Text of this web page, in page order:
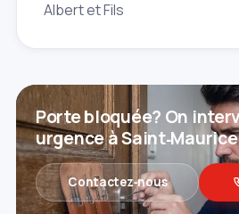
Albert et Fils
Porte bloquée? On
urgence à
Contactez‑nous